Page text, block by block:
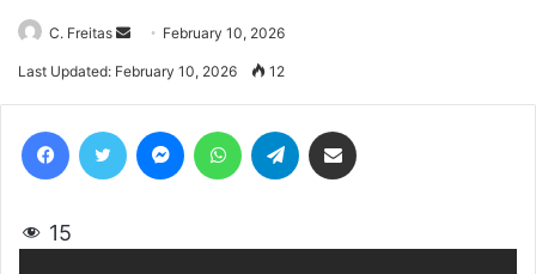
C. Freitas
Send
an
February 10, 2026
Last Updated: February 10, 2026 12
15